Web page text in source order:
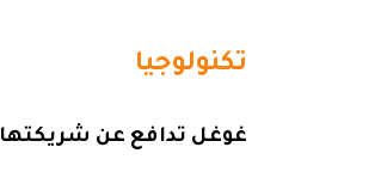
تكنولوجيا
غوغل تدافع عن